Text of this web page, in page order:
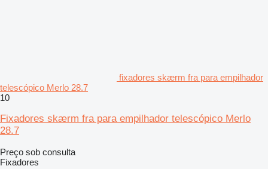
fixadores skærm fra para empilhador
telescópico Merlo 28.7
10
Fixadores skærm fra para empilhador telescópico Merlo
28.7
Preço sob consulta
Fixadores